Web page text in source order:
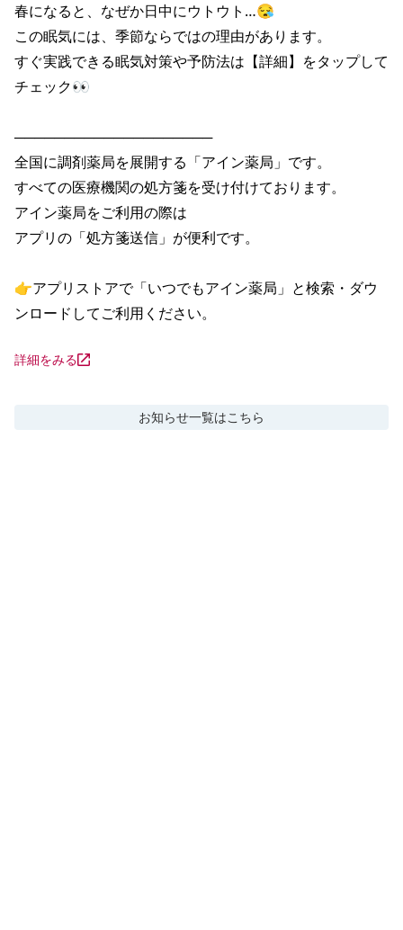
春になると、なぜか日中にウトウト…😪
この眠気には、季節ならではの理由があります。
すぐ実践できる眠気対策や予防法は【詳細】をタップして
チェック👀
────────────────────
全国に調剤薬局を展開する「アイン薬局」です。
すべての医療機関の処方箋を受け付けております。
アイン薬局をご利用の際は
アプリの「処方箋送信」が便利です。
👉アプリストアで「いつでもアイン薬局」と検索・ダウ
ンロードしてご利用ください。
詳細をみる
お知らせ一覧はこちら